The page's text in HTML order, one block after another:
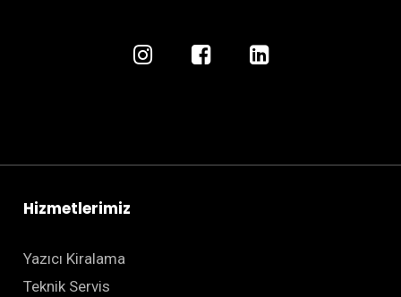
Hizmetlerimiz
Yazıcı Kiralama
Teknik Servis